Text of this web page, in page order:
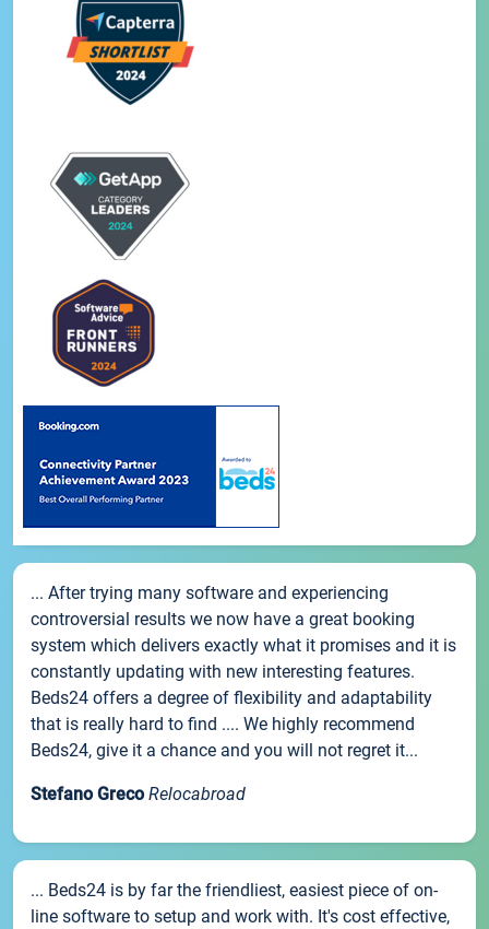
... After trying many software and experiencing
controversial results we now have a great booking
system which delivers exactly what it promises and it is
constantly updating with new interesting features.
Beds24 offers a degree of flexibility and adaptability
that is really hard to find .... We highly recommend
Beds24, give it a chance and you will not regret it...
Stefano Greco Relocabroad
... Beds24 is by far the friendliest, easiest piece of on-
line software to setup and work with. It's cost effective,